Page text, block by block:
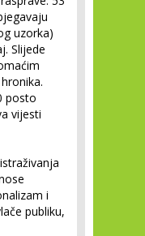
uzorka)
Slijede
posto
vijesti
i
publiku,